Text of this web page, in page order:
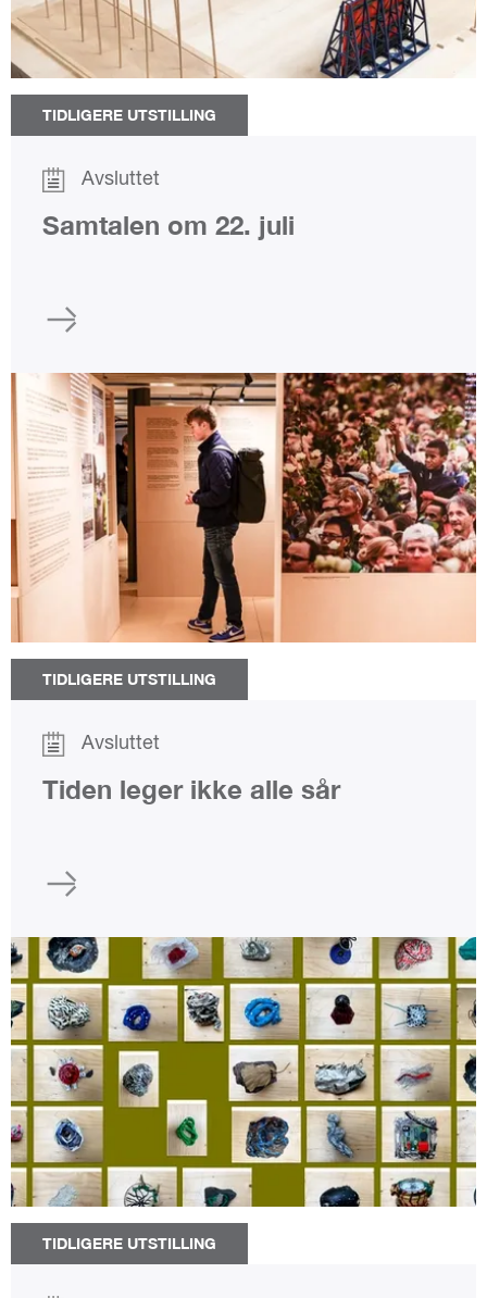
TIDLIGERE UTSTILLING
Avsluttet
Samtalen om 22. juli
TIDLIGERE UTSTILLING
Avsluttet
Tiden leger ikke alle sår
TIDLIGERE UTSTILLING